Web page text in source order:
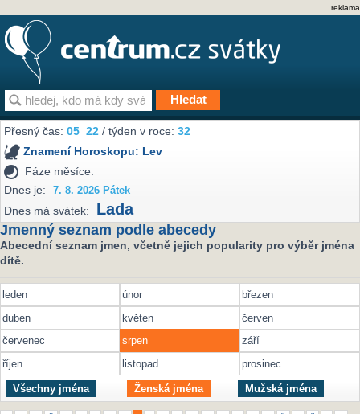
reklama
Přesný čas:05 22 / týden v roce:32
Znamení Horoskopu: Lev
Fáze měsíce:
Dnes je:
7. 8. 2026 Pátek
Dnes má svátek: Lada
Jmenný seznam podle abecedy
Abecední seznam jmen, včetně jejich popularity pro výběr jména
dítě.
leden únor
březen
duben
květen
červen
červenec
srpen
září
říjen
listopad prosinec
Všechny jména Ženská jména Mužská jména